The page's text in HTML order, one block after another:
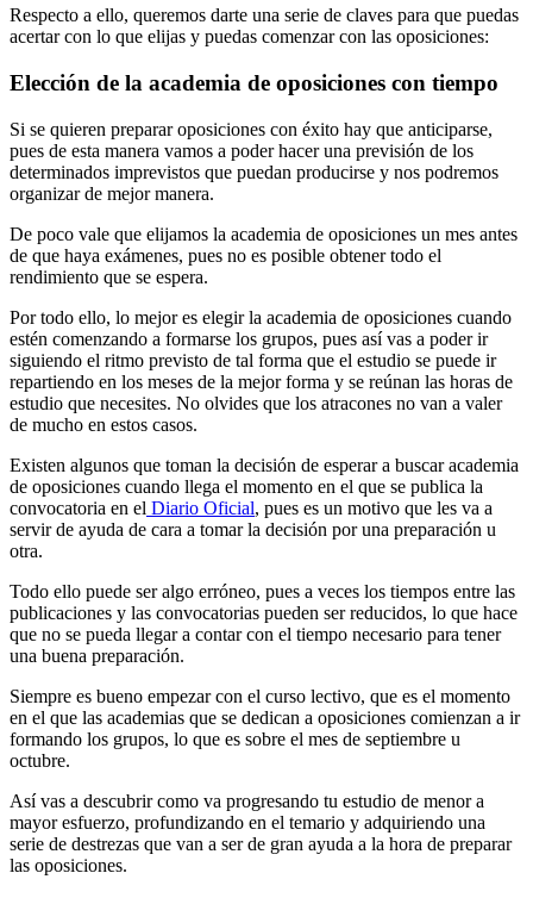
Respecto a ello, queremos darte una serie de claves para que puedas
acertar con lo que elijas y puedas comenzar con las oposiciones:
Elección de la academia de oposiciones con tiempo
Si se quieren preparar oposiciones con éxito hay que anticiparse,
pues de esta manera vamos a poder hacer una previsión de los
determinados imprevistos que puedan producirse y nos podremos
organizar de mejor manera.
De poco vale que elijamos la academia de oposiciones un mes antes
de que haya exámenes, pues no es posible obtener todo el
rendimiento que se espera.
Por todo ello, lo mejor es elegir la academia de oposiciones cuando
estén comenzando a formarse los grupos, pues así vas a poder ir
siguiendo el ritmo previsto de tal forma que el estudio se puede ir
repartiendo en los meses de la mejor forma y se reúnan las horas de
estudio que necesites. No olvides que los atracones no van a valer
de mucho en estos casos.
Existen algunos que toman la decisión de esperar a buscar academia
de oposiciones cuando llega el momento en el que se publica la
convocatoria en el Diario Oficial, pues es un motivo que les va a
servir de ayuda de cara a tomar la decisión por una preparación u
otra.
Todo ello puede ser algo erróneo, pues a veces los tiempos entre las
publicaciones y las convocatorias pueden ser reducidos, lo que hace
que no se pueda llegar a contar con el tiempo necesario para tener
una buena preparación.
Siempre es bueno empezar con el curso lectivo, que es el momento
en el que las academias que se dedican a oposiciones comienzan a ir
formando los grupos, lo que es sobre el mes de septiembre u
octubre.
Así vas a descubrir como va progresando tu estudio de menor a
mayor esfuerzo, profundizando en el temario y adquiriendo una
serie de destrezas que van a ser de gran ayuda a la hora de preparar
las oposiciones.